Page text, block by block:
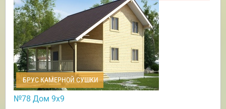
БРУС КАМЕРНОЙ СУШКИ
№78 Дом 9х9